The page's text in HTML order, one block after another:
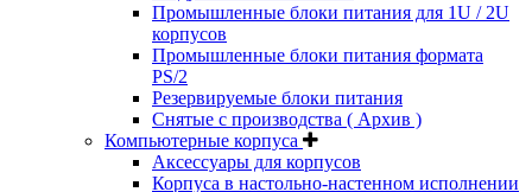
Промышленные блоки питания для 1U / 2U
корпусов
Промышленные блоки питания формата
PS/2
Резервируемые блоки питания
Снятые с производства ( Архив )
Компьютерные корпуса
Аксессуары для корпусов
Корпуса в настольно-настенном исполнении